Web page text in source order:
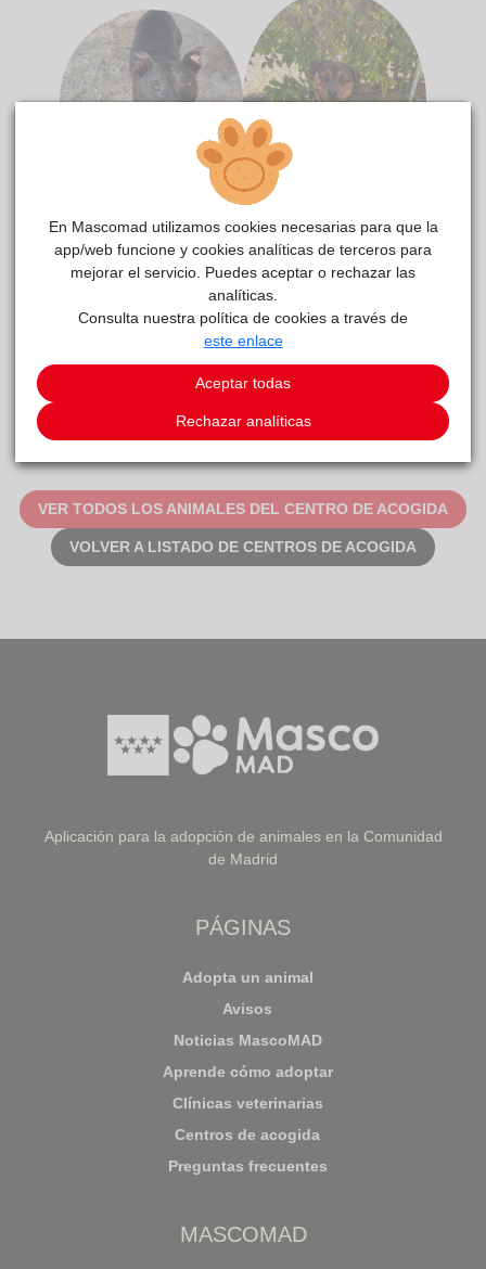
ZUCO
VER TODOS LOS ANIMALES DEL CENTRO DE ACOGIDA
VOLVER A LISTADO DE CENTROS DE ACOGIDA
Aplicación para la adopción de animales en la Comunidad
de Madrid
PÁGINAS
Adopta un animal
Avisos
Noticias MascoMAD
Aprende cómo adoptar
Clínicas veterinarias
Centros de acogida
Preguntas frecuentes
MASCOMAD
En Mascomad utilizamos cookies necesarias para que la
app/web funcione y cookies analíticas de terceros para
mejorar el servicio. Puedes aceptar o rechazar las
analíticas.
Consulta nuestra política de cookies a través de
este enlace
Aceptar todas
Rechazar analíticas